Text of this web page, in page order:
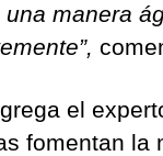
una manera
el
fomentan la